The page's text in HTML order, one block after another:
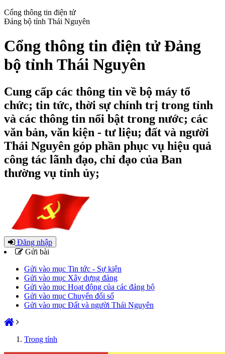
Cổng thông tin điện tử
Đảng bộ tỉnh Thái Nguyên
Cổng thông tin điện tử Đảng
bộ tỉnh Thái Nguyên
Cung cấp các thông tin về bộ máy tổ
chức; tin tức, thời sự chính trị trong tỉnh
và các thông tin nổi bật trong nước; các
văn bản, văn kiện - tư liệu; đất và người
Thái Nguyên góp phần phục vụ hiệu quả
công tác lãnh đạo, chỉ đạo của Ban
thường vụ tỉnh ủy;
Đăng nhập
Gửi bài
Gửi vào mục Tin tức - Sự kiện
Gửi vào mục Xây dựng đảng
Gửi vào mục Hoạt động của các đảng bộ
Gửi vào mục Chuyển đổi số
Gửi vào mục Đất và người Thái Nguyên
Trong tỉnh